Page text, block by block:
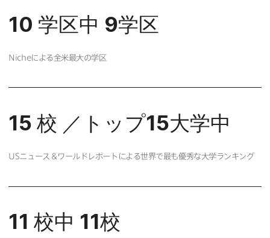
10 学区中 9学区
Nicheに​よる​全米​最大の​学区
15校 ／トップ15大学中
US ニュース＆ワールドレポートに​よる​世界で​最も​優秀な​大学ランキング
11校中 11校